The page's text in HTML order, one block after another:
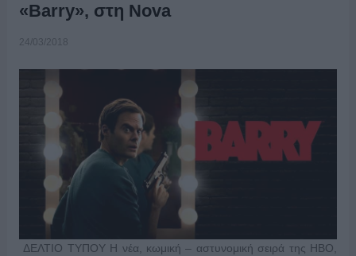
«Barry», στη Nova
24/03/2018
ΔΕΛΤΙΟ ΤΥΠΟΥ Η νέα, κωμική – αστυνομική σειρά της HBO,